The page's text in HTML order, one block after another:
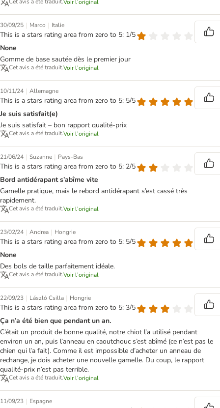
Cet avis a été traduit.Voir l’original
30/09/25 | Marco | Italie
This is a stars rating area from zero to 5: 1/5
None
Gomme de base sautée dès le premier jour
Cet avis a été traduit.Voir l’original
10/11/24 | Allemagne
This is a stars rating area from zero to 5: 5/5
Je suis satisfait(e)
Je suis satisfait – bon rapport qualité-prix
Cet avis a été traduit.Voir l’original
21/06/24 | Suzanne | Pays-Bas
This is a stars rating area from zero to 5: 2/5
Bord antidérapant s’abîme vite
Gamelle pratique, mais le rebord antidérapant s’est cassé très
rapidement.
Cet avis a été traduit.Voir l’original
23/02/24 | Andrea | Hongrie
This is a stars rating area from zero to 5: 5/5
None
Des bols de taille parfaitement idéale.
Cet avis a été traduit.Voir l’original
22/09/23 | László Csilla | Hongrie
This is a stars rating area from zero to 5: 3/5
Ça n’a été bien que pendant un an.
C’était un produit de bonne qualité, notre chiot l’a utilisé pendant
environ un an, puis l’anneau en caoutchouc s’est abîmé (ce n’est pas le
chien qui l’a fait). Comme il est impossible d’acheter un anneau de
rechange, je dois acheter une nouvelle gamelle. Du coup, le rapport
qualité-prix n’est pas terrible.
Cet avis a été traduit.Voir l’original
11/09/23 | Espagne